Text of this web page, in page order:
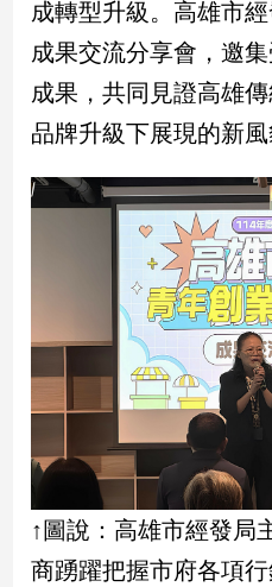
品
觀
點
民
調
會
兩
國
社
地
成轉型升級。高雄市
成果交流分享會，邀
成果，共同見證高雄
品牌升級下展現的新風
↑圖說：高雄市經發局
商踴躍把握市府各項